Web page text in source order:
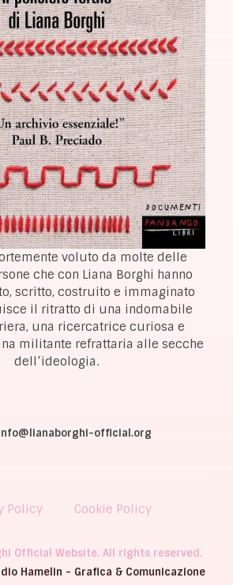
voluto da molte delle
che con Liana Borghi hanno
scritto, costruito e immaginato
il ritratto di una indomabile
una ricercatrice curiosa e
militante refrattaria alle secche
dell’ideologia.
official.org
Policy Cookie Policy
Official Website. All rights reserved.
Hamelin - Grafica & Comunicazione